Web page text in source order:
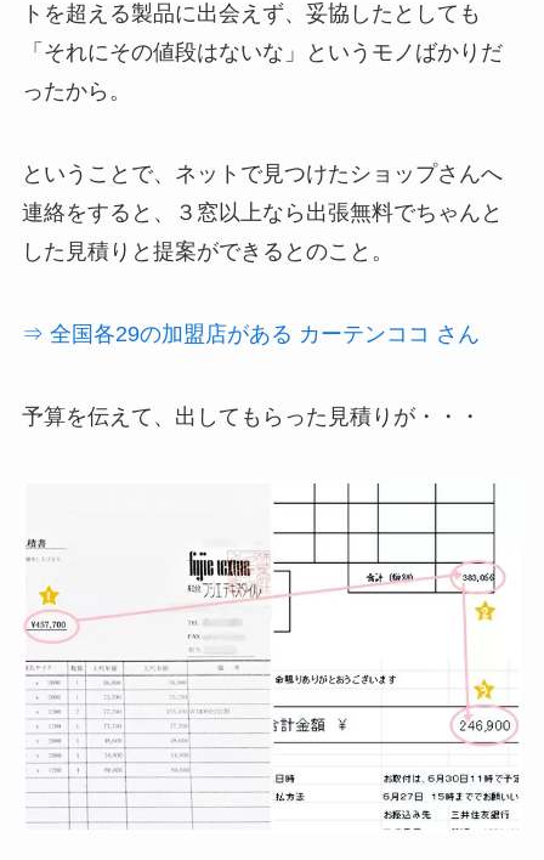
トを超える製品に出会えず、妥協したとしても
「それにその値段はないな」というモノばかりだ
ったから。
ということで、ネットで見つけたショップさんへ
連絡をすると、
３窓以上なら出張無料でちゃんと
した見積りと提案ができる とのこと。
⇒ 全国各29の加盟店がある カーテンココ さん
予算を伝えて、出してもらった見積りが・・・